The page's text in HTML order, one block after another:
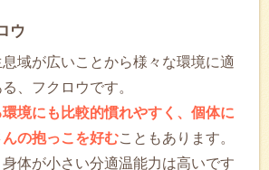
ウ
域が広いことから様々な環境に適
、フクロウです。
環境にも比較的慣れやすく、個体に
の抱っこを好むこともあります。
体が小さい分適温能力は高いです